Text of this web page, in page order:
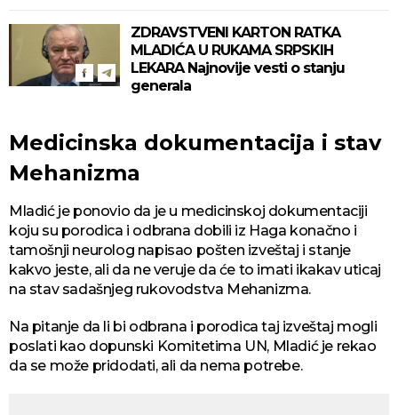
ZDRAVSTVENI KARTON RATKA
MLADIĆA U RUKAMA SRPSKIH
LEKARA Najnovije vesti o stanju
generala
Medicinska dokumentacija i stav
Mehanizma
Mladić je ponovio da je u medicinskoj dokumentaciji
koju su porodica i odbrana dobili iz Haga konačno i
tamošnji neurolog napisao pošten izveštaj i stanje
kakvo jeste, ali da ne veruje da će to imati ikakav uticaj
na stav sadašnjeg rukovodstva Mehanizma.
Na pitanje da li bi odbrana i porodica taj izveštaj mogli
poslati kao dopunski Komitetima UN, Mladić je rekao
da se može pridodati, ali da nema potrebe.